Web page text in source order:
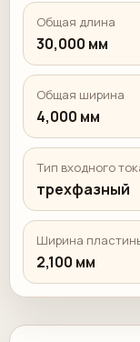
Общая длина
30,000 мм
Общая ширина
4,000 мм
Тип входного
трехфазный
Ширина
2,100 мм